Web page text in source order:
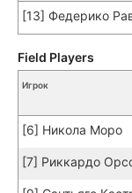
[13] Федерико
Игрок
[6] Никола Моро
[7] Риккардо
Field Players